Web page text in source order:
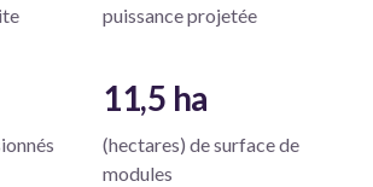
puissance projetée
11,5 ha
(hectares) de surface de
modules